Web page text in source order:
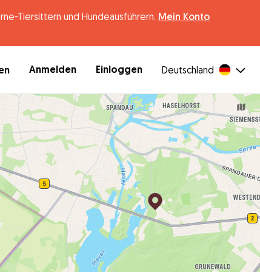
Tiersittern und Hundeausführern. Mein Konto
Anmelden Einloggen Deutschland